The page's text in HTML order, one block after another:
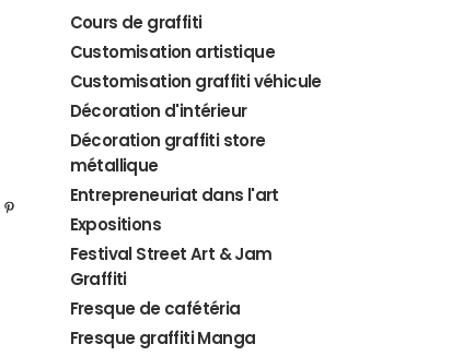
Cours de graffiti
Customisation artistique
Customisation graffiti véhicule
Décoration d'intérieur
Décoration graffiti store
métallique
Entrepreneuriat dans l'art
Expositions
Festival Street Art & Jam
Graffiti
Fresque de cafétéria
Fresque graffiti Manga